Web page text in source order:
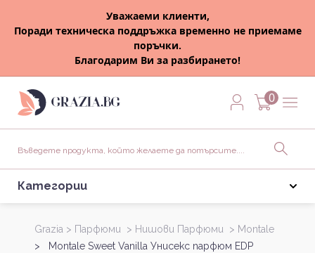
Уважаеми клиенти,
Поради техническа поддръжка временно не приемаме
поръчки.
Благодарим Ви за разбирането!
0
Категории
Grazia > Парфюми > Нишови Парфюми > Montale
> Montale Sweet Vanilla Унисекс парфюм EDP